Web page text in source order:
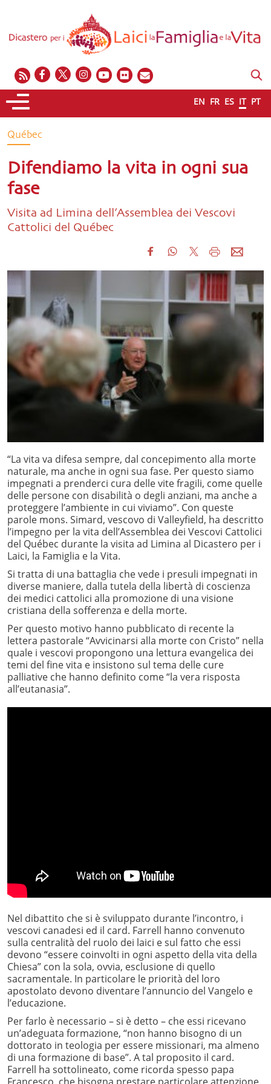
EN FR ES IT PT
Québec
Difendiamo la vita in ogni sua
fase
Visita ad Limina dell’Assemblea dei Vescovi
Cattolici del Québec
“La vita va difesa sempre, dal concepimento alla morte
naturale, ma anche in ogni sua fase. Per questo siamo
impegnati a prenderci cura delle vite fragili, come quelle
delle persone con disabilità o degli anziani, ma anche a
proteggere l’ambiente in cui viviamo”. Con queste
parole mons. Simard, vescovo di Valleyfield, ha descritto
l’impegno per la vita dell’Assemblea dei Vescovi Cattolici
del Québec durante la visita ad Limina al Dicastero per i
Laici, la Famiglia e la Vita.
Si tratta di una battaglia che vede i presuli impegnati in
diverse maniere, dalla tutela della libertà di coscienza
dei medici cattolici alla promozione di una visione
cristiana della sofferenza e della morte.
Per questo motivo hanno pubblicato di recente la
lettera pastorale “Avvicinarsi alla morte con Cristo” nella
quale i vescovi propongono una lettura evangelica dei
temi del fine vita e insistono sul tema delle cure
palliative che hanno definito come “la vera risposta
all’eutanasia”.
Nel dibattito che si è sviluppato durante l’incontro, i
vescovi canadesi ed il card. Farrell hanno convenuto
sulla centralità del ruolo dei laici e sul fatto che essi
devono “essere coinvolti in ogni aspetto della vita della
Chiesa” con la sola, ovvia, esclusione di quello
sacramentale. In particolare le priorità del loro
apostolato devono diventare l’annuncio del Vangelo e
l’educazione.
Per farlo è necessario – si è detto – che essi ricevano
un’adeguata formazione, “non hanno bisogno di un
dottorato in teologia per essere missionari, ma almeno
di una formazione di base”. A tal proposito il card.
Farrell ha sottolineato, come ricorda spesso papa